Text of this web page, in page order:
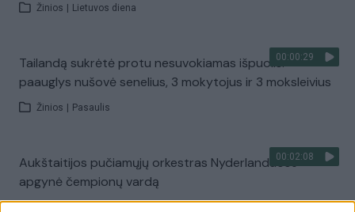
Žinios Lietuvos diena
00:00:29
Tailandą sukrėtė protu nesuvokiamas išpuolis:
paauglys nušovė senelius, 3 mokytojus ir 3 moksleivius
Žinios Pasaulis
00:02:08
Aukštaitijos pučiamųjų orkestras Nyderlanduose
apgynė čempionų vardą